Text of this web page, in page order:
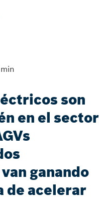
son
en el sector
ganando
de acelerar